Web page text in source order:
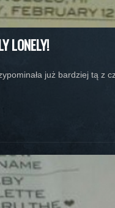
LONELY!
już bardziej tą z